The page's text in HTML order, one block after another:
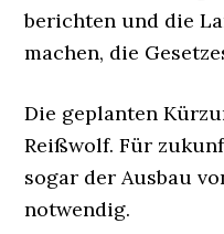
berichten und die
machen, die
Die geplanten
Reißwolf. Für
sogar der Ausbau
notwendig.